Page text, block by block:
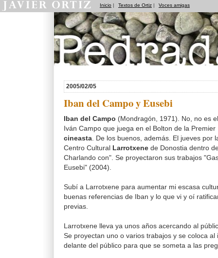
Inicio | Textos de Ortiz | Voces amigas
2005/02/05
Iban del Campo y Eusebi
Iban del Campo (Mondragón, 1971). No, no es
Iván Campo que juega en el Bolton de la
cineasta . De los buenos, además. El jueves por
Centro Cultural Larrotxene de Donostia dentro
Charlando con". Se proyectaron sus trabajos
Eusebi" (2004).
Subí a Larrotxene para aumentar mi escasa
buenas referencias de Iban y lo que vi y oí
previas.
Larrotxene lleva ya unos años acercando al
Se proyectan uno o varios trabajos y se coloca al
delante del público para que se someta a las